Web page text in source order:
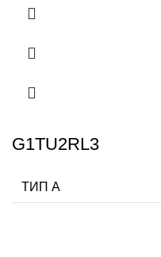
G1TU2RL3
ТИП А